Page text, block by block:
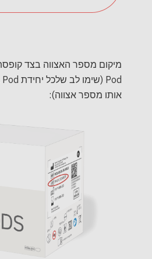
אותו מספר אצווה):